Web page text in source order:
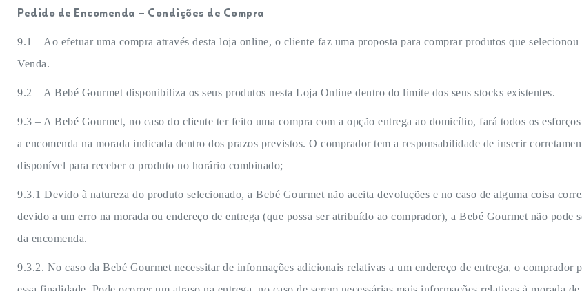
Pedido de Encomenda – Condições de Compra
9.1 – Ao efetuar uma compra através desta loja online, o cliente faz uma proposta para comprar produtos que
Venda.
9.2 – A Bebé Gourmet disponibiliza os seus produtos nesta Loja Online dentro do limite dos seus stocks existentes.
9.3 – A Bebé Gourmet, no caso do cliente ter feito uma compra com a opção entrega ao domicílio, fará todos os
a encomenda na morada indicada dentro dos prazos previstos. O comprador tem a responsabilidade de inserir
disponível para receber o produto no horário combinado;
9.3.1 Devido à natureza do produto selecionado, a Bebé Gourmet não aceita devoluções e no caso de alguma coisa
devido a um erro na morada ou endereço de entrega (que possa ser atribuído ao comprador), a Bebé Gourmet não pode
da encomenda.
9.3.2. No caso da Bebé Gourmet necessitar de informações adicionais relativas a um endereço de entrega, o comprador